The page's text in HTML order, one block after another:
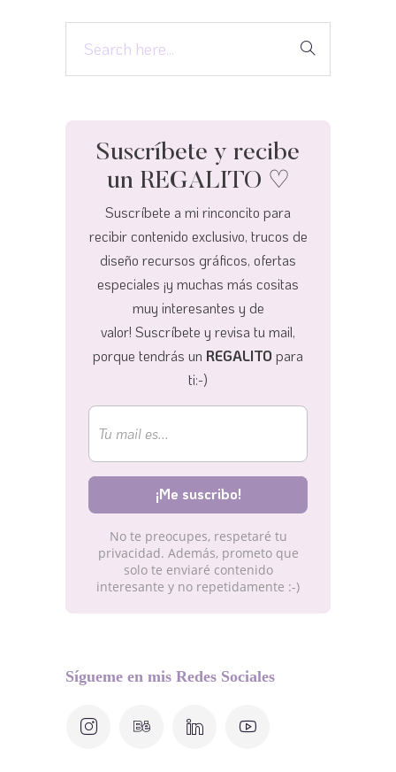
Suscríbete y recibe
un REGALITO ♡
Suscríbete a mi rinconcito para
recibir contenido exclusivo, trucos de
diseño recursos gráficos, ofertas
especiales ¡y muchas más cositas
muy interesantes y de
valor! Suscríbete y revisa tu mail,
porque tendrás un REGALITO para
ti:-)
No te preocupes, respetaré tu
privacidad. Además, prometo que
solo te enviaré contenido
interesante y no repetidamente :-)
Sígueme en mis Redes Sociales